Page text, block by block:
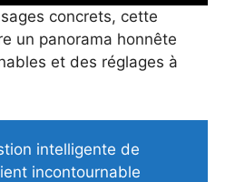
concrets, cette
un panorama honnête
et des réglages à
intelligente de
incontournable